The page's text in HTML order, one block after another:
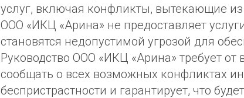
услуг, включая конфликты, вытекающие
ООО «ИКЦ «Арина» не предоставляет
становятся недопустимой угрозой для
Руководство ООО «ИКЦ «Арина» требует
сообщать о всех возможных конфликтах
беспристрастности и гарантирует, что